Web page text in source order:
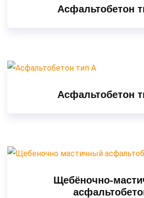
Асфальтобетон
Асфальтобетон
Щебёночно-